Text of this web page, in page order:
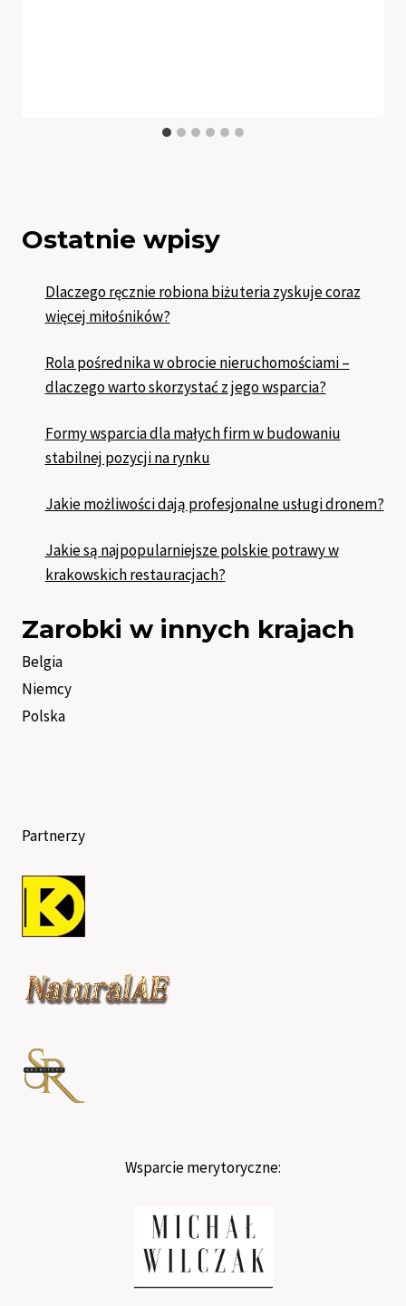
Ostatnie wpisy
Dlaczego ręcznie robiona biżuteria zyskuje coraz
więcej miłośników?
Rola pośrednika w obrocie nieruchomościami –
dlaczego warto skorzystać z jego wsparcia?
Formy wsparcia dla małych firm w budowaniu
stabilnej pozycji na rynku
Jakie możliwości dają profesjonalne usługi dronem?
Jakie są najpopularniejsze polskie potrawy w
krakowskich restauracjach?
Zarobki w innych krajach
Belgia
Niemcy
Polska
Partnerzy
Wsparcie merytoryczne: